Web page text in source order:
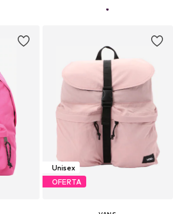
Unisex
OFERTA